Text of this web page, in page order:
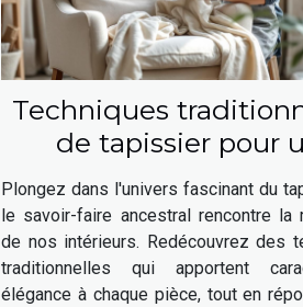
Techniques
de tapissier pour
intérieur
Plongez dans l'univers fascinant du
le savoir-faire ancestral rencontre la
de nos intérieurs. Redécouvrez des
traditionnelles qui apportent
élégance à chaque pièce, tout en